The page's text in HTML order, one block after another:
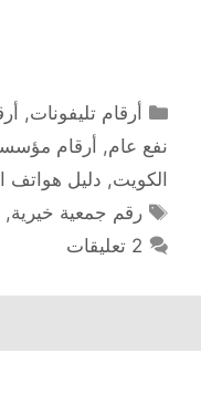
التصنيفات
أرقام تليفونات,
نفع عام, أرقام
الكويت, دليل هواتف
الوسوم
رقم جمعية خيرية,
2 تعليقات